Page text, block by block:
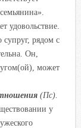
удовольствие.
супруг, рядом с
Он,
может
(Пс).
у